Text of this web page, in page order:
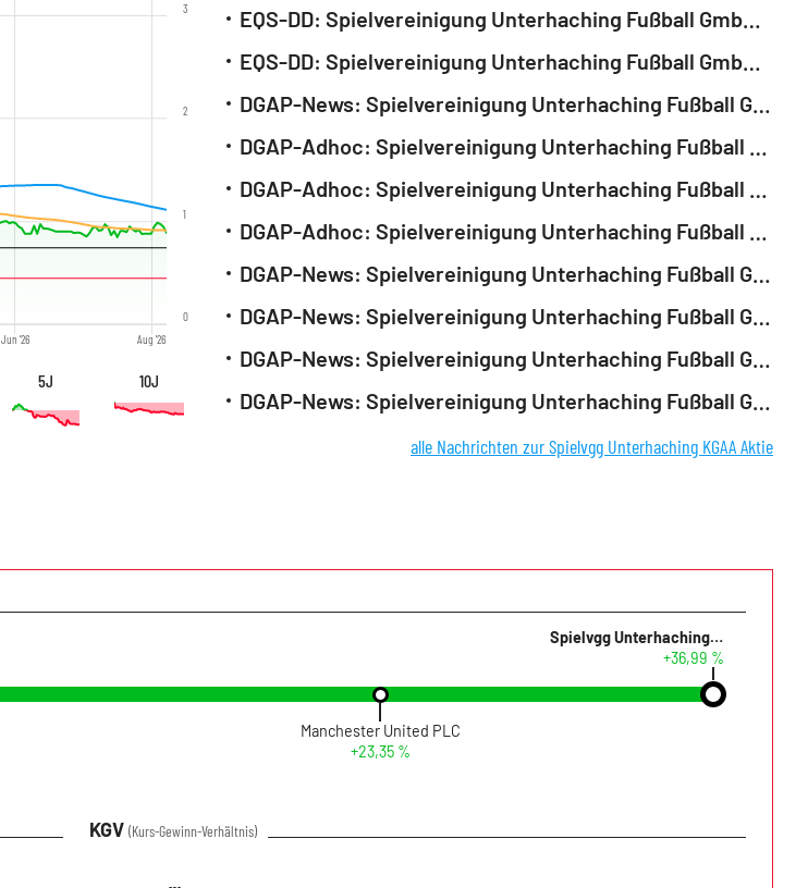
Jun '26 Aug '26
0
1
2
3
5J 10J
EQS-DD: Spielvereinigung Unterhaching Fußball GmbH & Co. KGaA (deutsch)
EQS-DD: Spielvereinigung Unterhaching Fußball GmbH & Co. KGaA (deutsch)
DGAP-News: Spielvereinigung Unterhaching Fußball GmbH & Co. KGaA schließt Bezugsrechtskapitalerhöhung erfolgreich ab (deutsch)
DGAP-Adhoc: Spielvereinigung Unterhaching Fußball GmbH & Co. KGaA: Durchführung einer Kapitalerhöhung beschlossen (deutsch)
DGAP-Adhoc: Spielvereinigung Unterhaching Fußball GmbH & Co. KGaA: Außerordentliche Erträge durch Adeyemi-Transfer (deutsch)
DGAP-Adhoc: Spielvereinigung Unterhaching Fußball GmbH & Co. KGaA: Spielvereinigung Unterhaching Fußball GmbH & Co. KGaA führt Kapitalerhöhung aus genehmigten Kapital erfolgreich durch (deutsch)
DGAP-News: Spielvereinigung Unterhaching Fußball GmbH & Co. KGaA: Nico Mantl wechselt zu Red Bull Salzburg (deutsch)
DGAP-News: Spielvereinigung Unterhaching Fußball GmbH & Co. KGaA: Einigung mit Trikotsponsor (deutsch)
DGAP-News: Spielvereinigung Unterhaching Fußball GmbH & Co. KGaA: Arie van Lent wird neuer Trainer bei der SpVgg Unterhaching (deutsch)
DGAP-News: Spielvereinigung Unterhaching Fußball GmbH & Co. KGaA: Die Spielvereinigung Unterhaching Fußball GmbH & Co. KGaA steht vor einer Verpflichtung von Arie van Lent als Chef-Trainer für die Profi-Mannschaft (deutsch)
alle Nachrichten zur Spielvgg Unterhaching KGAA Aktie
Manchester United PLC
+23,35 %
Spielvgg Unterhaching KGAA
+36,99 %
KGV (Kurs-Gewinn-Verhältnis)